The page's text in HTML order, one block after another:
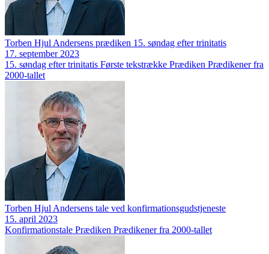
Torben Hjul Andersens prædiken 15. søndag efter trinitatis
17. september 2023
15. søndag efter trinitatis Første tekstrække Prædiken Prædikener fra
2000-tallet
Torben Hjul Andersens tale ved konfirmationsgudstjeneste
15. april 2023
Konfirmationstale Prædiken Prædikener fra 2000-tallet